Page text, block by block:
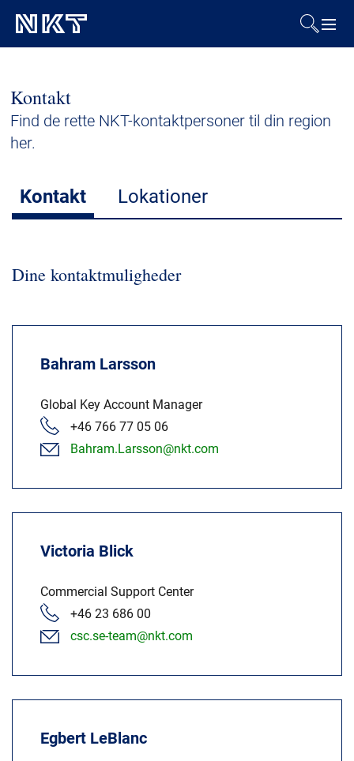
Referencer
Presse & Events
Kontakt
Find de rette NKT-kontaktpersoner til din region
her.
Kontakt Lokationer
Dine kontaktmuligheder
Bahram Larsson
Global Key Account Manager
+46 766 77 05 06
Bahram.Larsson@nkt.com
Victoria Blick
Commercial Support Center
+46 23 686 00
csc.se-team@nkt.com
Egbert LeBlanc